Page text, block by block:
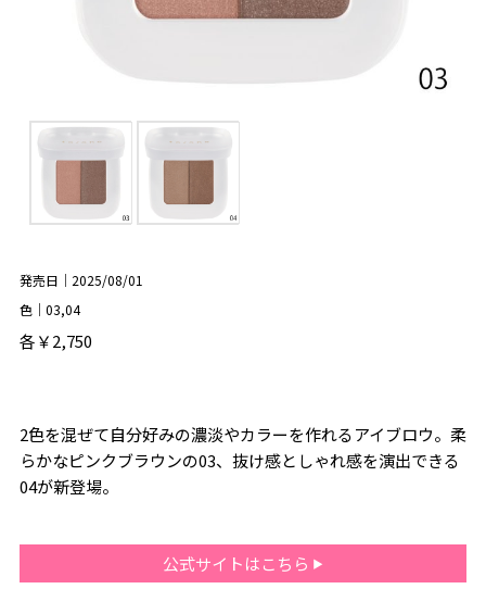
発売日｜2025/08/01
色｜03,04
各￥2,750
2色を混ぜて自分好みの濃淡やカラーを作れるアイブロウ。柔
らかなピンクブラウンの03、抜け感としゃれ感を演出できる
04が新登場。
公式サイトはこちら